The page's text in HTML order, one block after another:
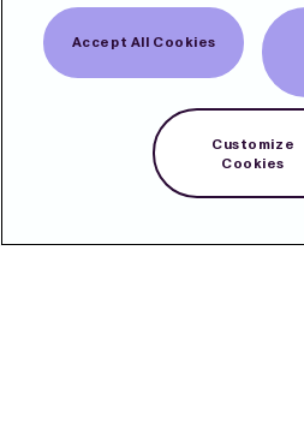
Accept All Cookies
Customize
Cookies